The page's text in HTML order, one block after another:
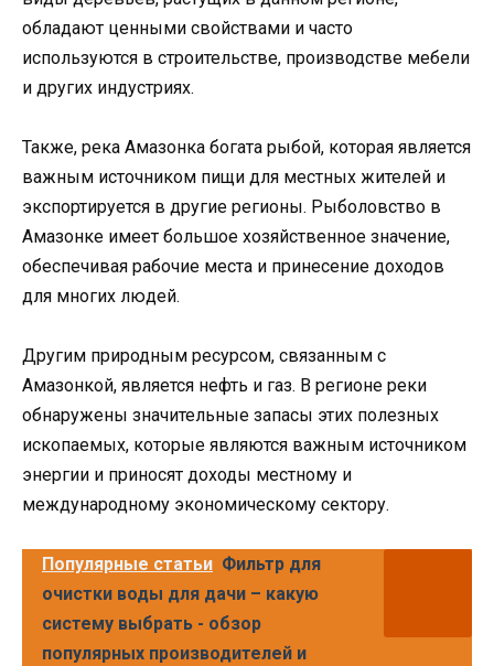
обладают ценными свойствами и часто
используются в строительстве, производстве мебели
и других индустриях.
Также, река Амазонка богата рыбой, которая является
важным источником пищи для местных жителей и
экспортируется в другие регионы. Рыболовство в
Амазонке имеет большое хозяйственное значение,
обеспечивая рабочие места и принесение доходов
для многих людей.
Другим природным ресурсом, связанным с
Амазонкой, является нефть и газ. В регионе реки
обнаружены значительные запасы этих полезных
ископаемых, которые являются важным источником
энергии и приносят доходы местному и
международному экономическому сектору.
Популярные статьи Фильтр для
очистки воды для дачи – какую
систему выбрать - обзор
популярных производителей и